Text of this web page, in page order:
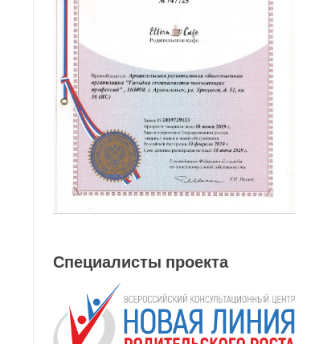
Специалисты проекта